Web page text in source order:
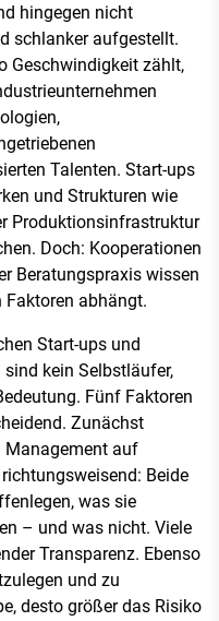
hingegen nicht
schlanker aufgestellt.
Geschwindigkeit zählt,
Talenten. Start-ups
und Strukturen wie
Produktionsinfrastruktur
Doch: Kooperationen
Beratungspraxis wissen
Faktoren abhängt.
Start-ups und
kein Selbstläufer,
Fünf Faktoren
Zunächst
Management auf
Beide
was sie
– und was nicht. Viele
Transparenz. Ebenso
und zu
desto größer das Risiko